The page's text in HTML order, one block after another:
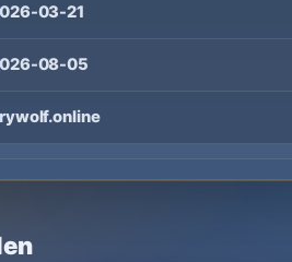
03-21
08-05